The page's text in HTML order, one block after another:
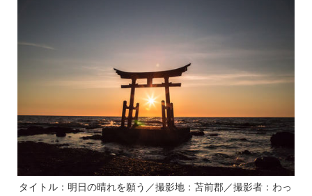
タイトル：明日の晴れを願う／撮影地：苫前郡／撮影者：わっ